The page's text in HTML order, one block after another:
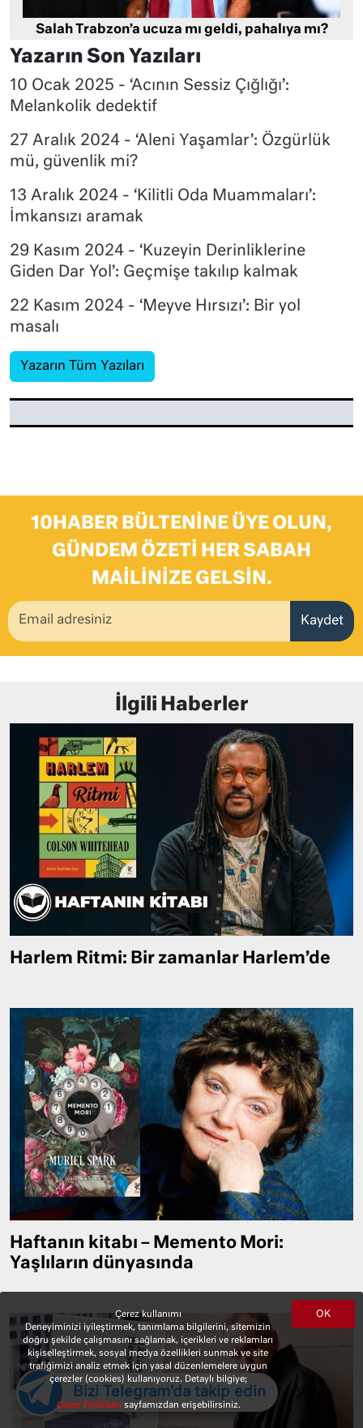
Salah Trabzon’a ucuza mı geldi, pahalıya mı?
Yazarın Son Yazıları
10 Ocak 2025 - ‘Acının Sessiz Çığlığı’:
Melankolik dedektif
27 Aralık 2024 - ‘Aleni Yaşamlar’: Özgürlük
mü, güvenlik mi?
13 Aralık 2024 - ‘Kilitli Oda Muammaları’:
İmkansızı aramak
29 Kasım 2024 - ‘Kuzeyin Derinliklerine
Giden Dar Yol’: Geçmişe takılıp kalmak
22 Kasım 2024 - ‘Meyve Hırsızı’: Bir yol
masalı
Yazarın Tüm Yazıları
10HABER BÜLTENINE ÜYE OLUN,
GÜNDEM ÖZETI HER SABAH
MAILINIZE GELSIN.
Kaydet
İlgili Haberler
Harlem Ritmi: Bir zamanlar Harlem’de
Haftanın kitabı – Memento Mori:
Yaşlıların dünyasında
OK
Çerez kullanımı
Deneyiminizi iyileştirmek, tanımlama bilgilerini, sitemizin
doğru şekilde çalışmasını sağlamak, içerikleri ve reklamları
kişiselleştirmek, sosyal medya özellikleri sunmak ve site
trafiğimizi analiz etmek için yasal düzenlemelere uygun
çerezler (cookies) kullanıyoruz. Detaylı bilgiye;
Çerez Politikasısayfamızdan erişebilirsiniz.
Bizi Telegram'da takip edin